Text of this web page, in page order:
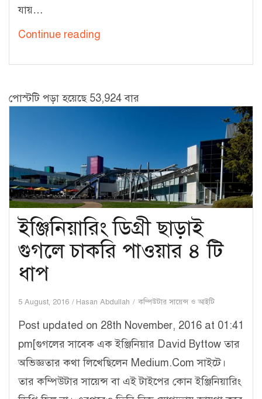
যায়…
Continue reading
করতে
টি
প্রতিবন্ধকতা
পোস্টটি পড়া হয়েছে 53,924 বার
ইঞ্জিনিয়ারিং ডিগ্রী ছাড়াই
গুগলে চাকরি পাওয়ার ৪ টি
ধাপ
5 August, 2016 Hasan Abdullah কম্পিউটার সায়েন্স ও আইটি
Post updated on 28th November, 2016 at 01:41
pm[গুগলের সাবেক এক ইঞ্জিনিয়ার David Byttow তার
অভিজ্ঞতার কথা লিখেছিলেন Medium.Com সাইটে।
তার কম্পিউটার সায়েন্স বা এই টাইপের কোন ইঞ্জিনিয়ারিং